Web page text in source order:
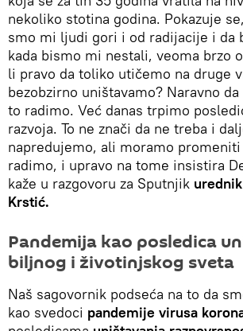
nekoliko stotina godina. Pokazuje
smo mi ljudi gori i od radijacije i da
kada bismo mi nestali, veoma brzo
li pravo da toliko utičemo na druge
bezobzirno uništavamo? Naravno
to radimo. Već danas trpimo
razvoja. To ne znači da ne treba i
napredujemo, ali moramo
radimo, i upravo na tome insistira
kaže u razgovoru za Sputnjik
Krstić.
Pandemija kao posledica
biljnog i životinjskog sveta
Naš sagovornik podseća na to da
kao svedoci pandemije virusa